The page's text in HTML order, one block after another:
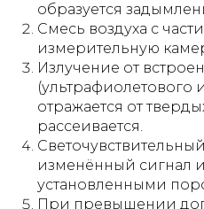
образуется
Смесь воздуха с
измерительную
Излучение от
(ультрафиолетового
отражается от
рассеивается.
изменённый сигнал
установленными
При превышении